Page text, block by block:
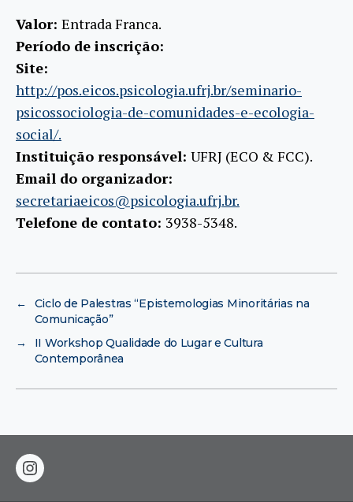
Valor: Entrada Franca.
Período de inscrição:
Site:
http://pos.eicos.psicologia.ufrj.br/seminario-
psicossociologia-de-comunidades-e-ecologia-
social/.
Instituição responsável: UFRJ (ECO & FCC).
Email do organizador:
secretariaeicos@psicologia.ufrj.br.
Telefone de contato: 3938-5348.
←
Ciclo de Palestras “Epistemologias Minoritárias na
Comunicação”
→
II Workshop Qualidade do Lugar e Cultura
Contemporânea
instagram